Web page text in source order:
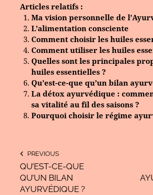
Articles relatifs :
Ma vision personnelle de
L’alimentation consciente
Comment choisir les huiles
Comment utiliser les huiles
Quelles sont les principales
huiles essentielles ?
Qu’est-ce-que qu’un bilan
La détox ayurvédique :
sa vitalité au fil des saisons ?
Pourquoi choisir le régime
PREVIOUS
QU’EST-CE-QUE
QU’UN BILAN
AYURVÉDIQUE ?